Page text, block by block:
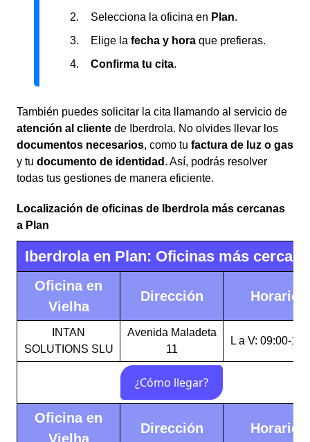
Selecciona la oficina en Plan.
Elige la fecha y hora que prefieras.
Confirma tu cita.
También puedes solicitar la cita llamando al servicio de
atención al cliente de Iberdrola. No olvides llevar los
documentos necesarios, como tu factura de luz o gas
y tu documento de identidad . Así, podrás resolver
todas tus gestiones de manera eficiente.
Localización de oficinas de Iberdrola más cercanas
a Plan
Iberdrola en Plan: Oficinas más
Oficina en
Vielha
Dirección Horario
INTAN
SOLUTIONS SLU
Avenida Maladeta
11
L a V: 09:00-
Oficina en
Vielha
Dirección Horario